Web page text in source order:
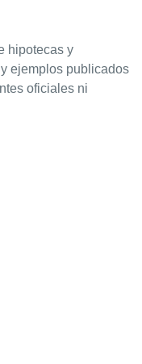
hipotecas y
ejemplos publicados
oficiales ni